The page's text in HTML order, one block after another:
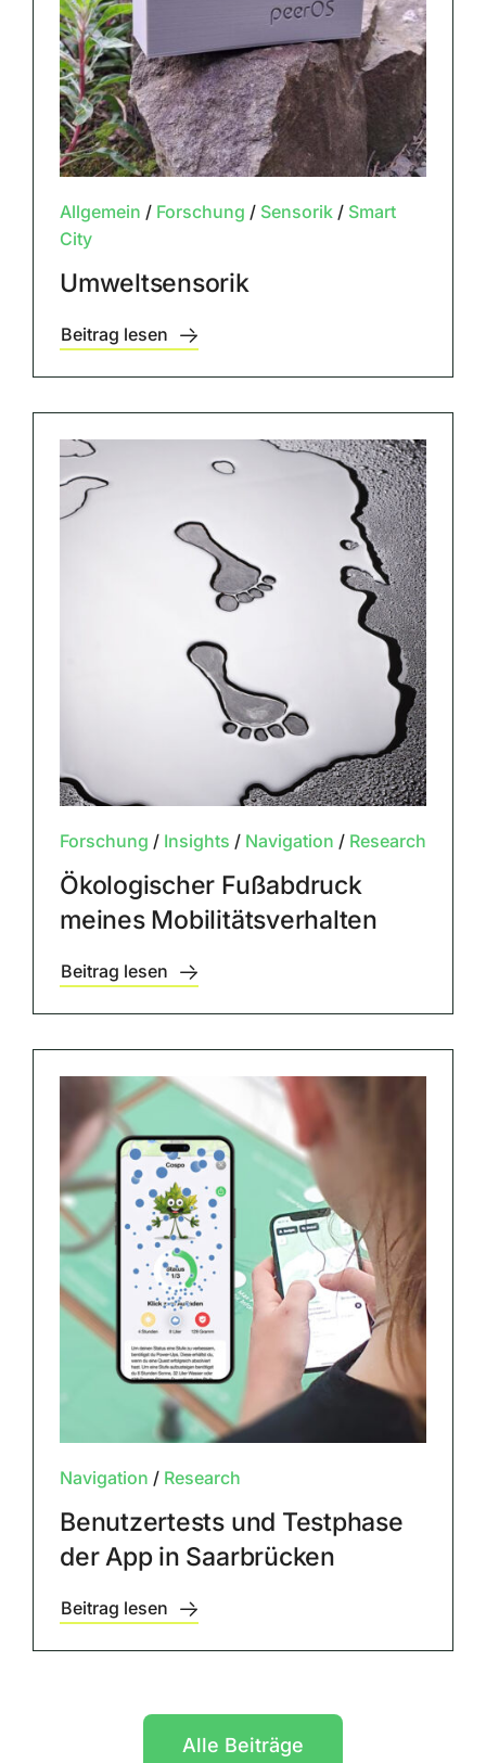
Allgemein / Forschung / Sensorik/ Smart
City
Umweltsensorik
Beitrag lesen
Forschung / Insights / Navigation / Research
Ökologischer Fußabdruck
meines Mobilitätsverhalten
Beitrag lesen
Navigation / Research
Benutzertests und Testphase
der App in Saarbrücken
Beitrag lesen
Alle Beiträge